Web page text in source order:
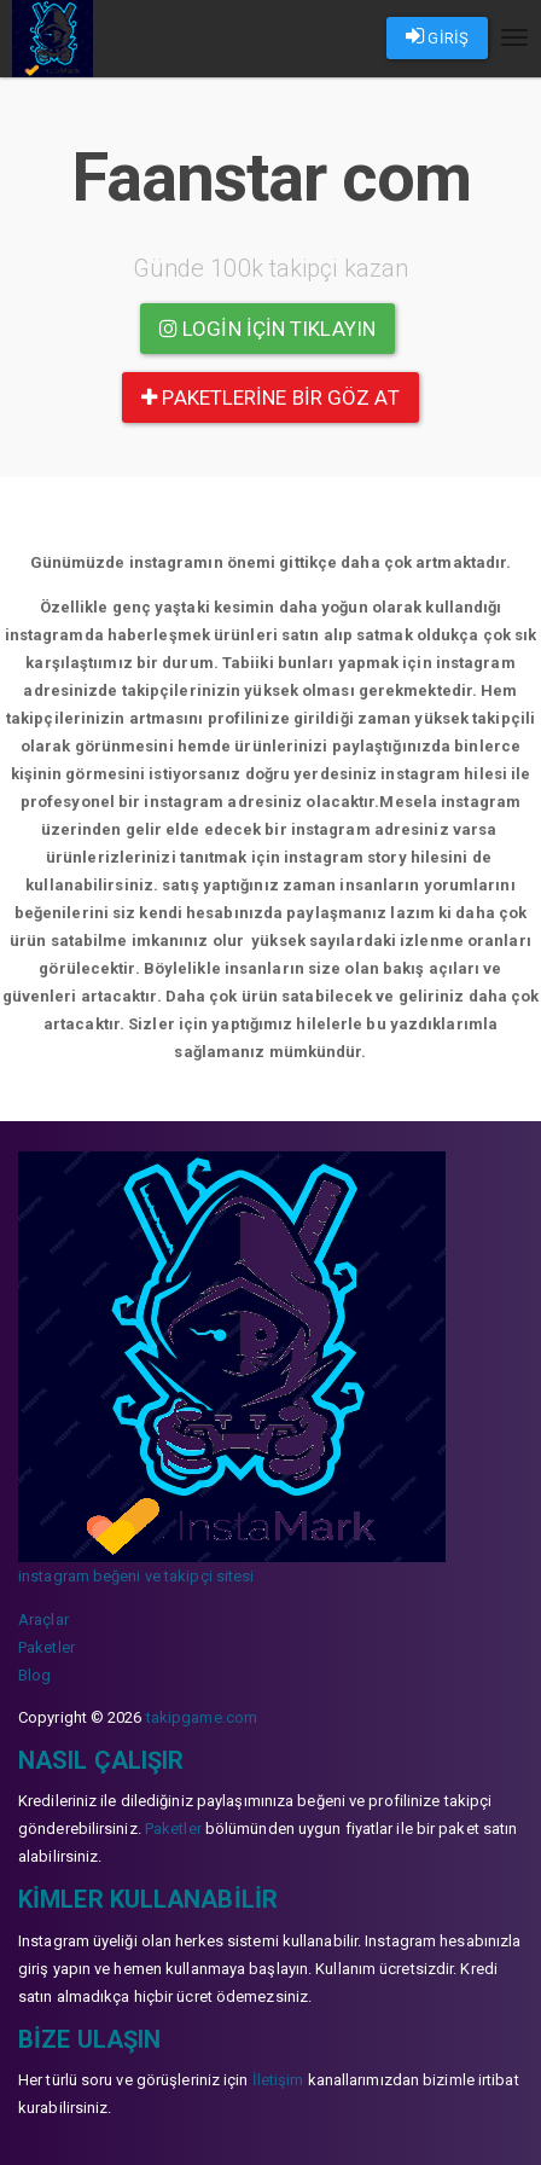
GİRİŞ
Faanstar com
Günde 100k takipçi kazan
LOGIN IÇIN TIKLAYIN
PAKETLERINE BIR GÖZ AT
Günümüzde instagramın önemi gittikçe daha çok artmaktadır.
Özellikle genç yaştaki kesimin daha yoğun olarak kullandığı
instagramda haberleşmek ürünleri satın alıp satmak oldukça çok sık
karşılaştıımız bir durum. Tabiiki bunları yapmak için instagram
adresinizde takipçilerinizin yüksek olması gerekmektedir. Hem
takipçilerinizin artmasını profilinize girildiği zaman yüksek takipçili
olarak görünmesini hemde ürünlerinizi paylaştığınızda binlerce
kişinin görmesini istiyorsanız doğru yerdesiniz instagram hilesi ile
profesyonel bir instagram adresiniz olacaktır.Mesela instagram
üzerinden gelir elde edecek bir instagram adresiniz varsa
ürünlerizlerinizi tanıtmak için instagram story hilesini de
kullanabilirsiniz. satış yaptığınız zaman insanların yorumlarını
beğenilerini siz kendi hesabınızda paylaşmanız lazım ki daha çok
ürün satabilme imkanınız olur yüksek sayılardaki izlenme oranları
görülecektir. Böylelikle insanların size olan bakış açıları ve
güvenleri artacaktır. Daha çok ürün satabilecek ve geliriniz daha çok
artacaktır. Sizler için yaptığımız hilelerle bu yazdıklarımla
sağlamanız mümkündür.
instagram beğeni ve takipçi sitesi
Araçlar
Paketler
Blog
Copyright © 2026takipgame.com
NASIL ÇALIŞIR
Kredileriniz ile dilediğiniz paylaşımınıza beğeni ve profilinize takipçi
gönderebilirsiniz. Paketlerbölümünden uygun fiyatlar ile bir paket satın
alabilirsiniz.
KIMLER KULLANABILIR
Instagram üyeliği olan herkes sistemi kullanabilir. Instagram hesabınızla
giriş yapın ve hemen kullanmaya başlayın. Kullanım ücretsizdir. Kredi
satın almadıkça hiçbir ücret ödemezsiniz.
BIZE ULAŞIN
Her türlü soru ve görüşleriniz için İletişim kanallarımızdan bizimle irtibat
kurabilirsiniz.